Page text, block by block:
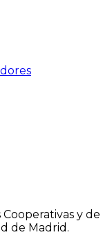
y de
de Madrid.